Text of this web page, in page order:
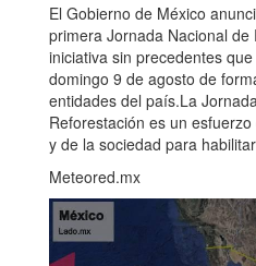
El Gobierno de México
primera Jornada Nacional
iniciativa sin precedentes
domingo 9 de agosto de
entidades del país.La
Reforestación es un
y de la sociedad para
Meteored.mx